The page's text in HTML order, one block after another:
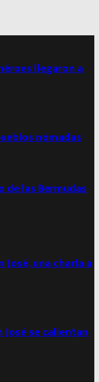
llegaron a
nómadas
de las Bermudas
José, una charla a
José se calientan